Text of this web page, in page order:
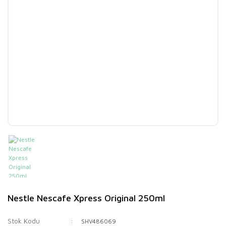
Nestle Nescafe Xpress Original 250ml
Stok Kodu SHV486069